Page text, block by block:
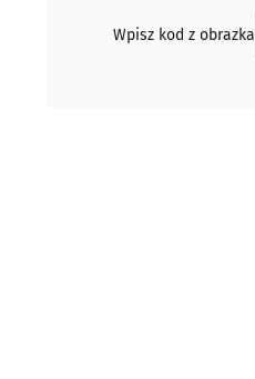
Wpisz kod z obrazka